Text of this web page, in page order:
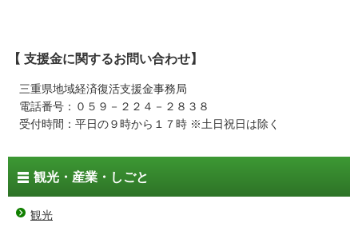
【 支援金に関するお問い合わせ】
三重県地域経済復活支援金事務局
電話番号：０５９－２２４－２８３８
受付時間：平日の９時から１７時 ※土日祝日は除く
観光・産業・しごと
観光